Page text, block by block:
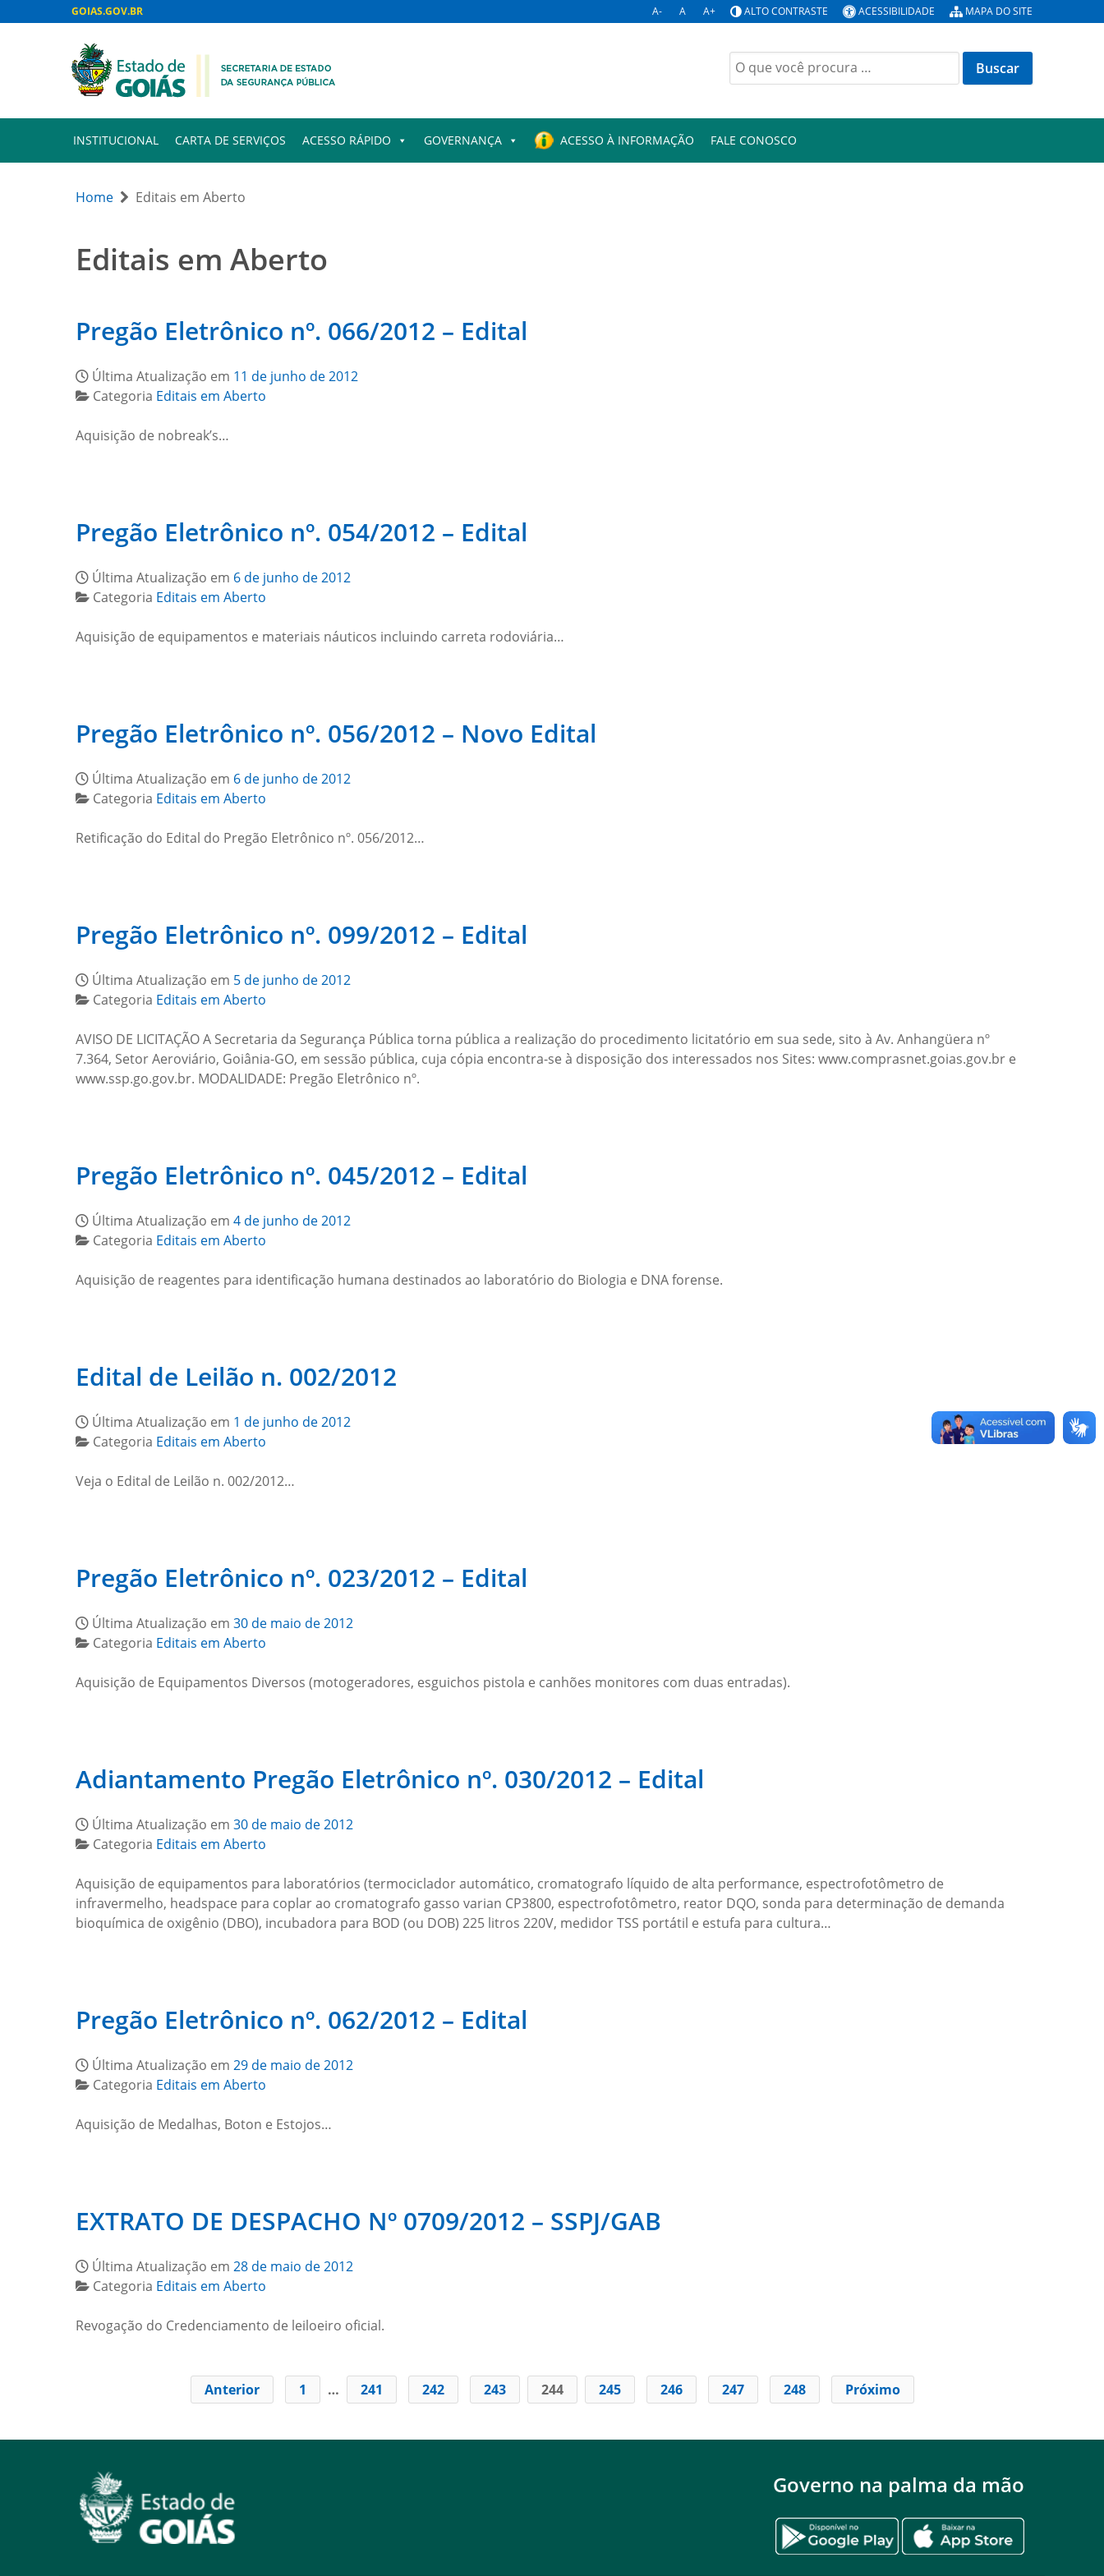
GOIAS.GOV.BR A- A A+ ALTO CONTRASTE ACESSIBILIDADE MAPA DO SITE
Buscar
por:
INSTITUCIONAL CARTA DE SERVIÇOS ACESSO RÁPIDO GOVERNANÇA ACESSO À INFORMAÇÃO FALE CONOSCO
Home Editais em Aberto
Editais em Aberto
Pregão Eletrônico nº. 066/2012 – Edital
Última Atualização em 11 de junho de 2012
Categoria Editais em Aberto
Aquisição de nobreak’s…
Pregão Eletrônico nº. 054/2012 – Edital
Última Atualização em 6 de junho de 2012
Categoria Editais em Aberto
Aquisição de equipamentos e materiais náuticos incluindo carreta rodoviária…
Pregão Eletrônico nº. 056/2012 – Novo Edital
Última Atualização em 6 de junho de 2012
Categoria Editais em Aberto
Retificação do Edital do Pregão Eletrônico nº. 056/2012…
Pregão Eletrônico nº. 099/2012 – Edital
Última Atualização em 5 de junho de 2012
Categoria Editais em Aberto
AVISO DE LICITAÇÃO A Secretaria da Segurança Pública torna pública a realização do procedimento licitatório em sua sede, sito à Av. Anhangüera nº
7.364, Setor Aeroviário, Goiânia-GO, em sessão pública, cuja cópia encontra-se à disposição dos interessados nos Sites: www.comprasnet.goias.gov.br e
www.ssp.go.gov.br. MODALIDADE: Pregão Eletrônico nº.
Pregão Eletrônico nº. 045/2012 – Edital
Última Atualização em 4 de junho de 2012
Categoria Editais em Aberto
Aquisição de reagentes para identificação humana destinados ao laboratório do Biologia e DNA forense.
Edital de Leilão n. 002/2012
Última Atualização em 1 de junho de 2012
Categoria Editais em Aberto
Veja o Edital de Leilão n. 002/2012…
Pregão Eletrônico nº. 023/2012 – Edital
Última Atualização em 30 de maio de 2012
Categoria Editais em Aberto
Aquisição de Equipamentos Diversos (motogeradores, esguichos pistola e canhões monitores com duas entradas).
Adiantamento Pregão Eletrônico nº. 030/2012 – Edital
Última Atualização em 30 de maio de 2012
Categoria Editais em Aberto
Aquisição de equipamentos para laboratórios (termociclador automático, cromatografo líquido de alta performance, espectrofotômetro de
infravermelho, headspace para coplar ao cromatografo gasso varian CP3800, espectrofotômetro, reator DQO, sonda para determinação de demanda
bioquímica de oxigênio (DBO), incubadora para BOD (ou DOB) 225 litros 220V, medidor TSS portátil e estufa para cultura…
Pregão Eletrônico nº. 062/2012 – Edital
Última Atualização em 29 de maio de 2012
Categoria Editais em Aberto
Aquisição de Medalhas, Boton e Estojos…
EXTRATO DE DESPACHO Nº 0709/2012 – SSPJ/GAB
Última Atualização em 28 de maio de 2012
Categoria Editais em Aberto
Revogação do Credenciamento de leiloeiro oficial.
Anterior 1 … 241 242 243 244 245 246 247 248 Próximo
Governo na palma da mão